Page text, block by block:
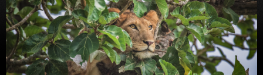
Äthiopien
Madagaskar
Marokko